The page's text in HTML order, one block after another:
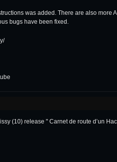
was added. There are also more
bugs have been fixed.
(10) release " Carnet de route d’un